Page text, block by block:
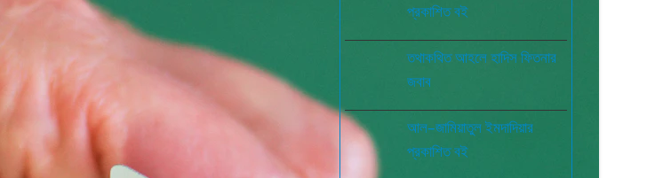
প্রকাশিত বই
তথাকথিত আহলে হাদিস ফিতনার
জবাব
আল–জামিয়াতুল ইমদাদিয়ার
প্রকাশিত বই